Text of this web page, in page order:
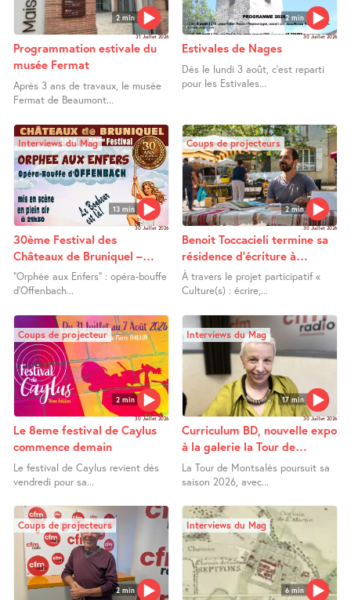
2 min
31 Juillet 2026
Programmation estivale du
musée Fermat
Après 3 ans de travaux, le musée
Fermat de Beaumont...
2 min
30 Juillet 2026
Estivales de Nages
Dès le lundi 3 août, c’est reparti
pour les Estivales...
13 min
Interviews du Mag
30 Juillet 2026
30ème Festival des
Châteaux de Bruniquel –
Orphée aux Enfers
"Orphée aux Enfers" : opéra-bouffe
d’Offenbach...
2 min
Coups de projecteurs
30 Juillet 2026
Benoit Toccacieli termine sa
résidence d’écriture à
Lafrançaise
À travers le projet participatif «
Culture(s) : écrire,...
2 min
Coups de projecteur
30 Juillet 2026
Le 8eme festival de Caylus
commence demain
Le festival de Caylus revient dès
vendredi pour sa...
17 min
Interviews du Mag
30 Juillet 2026
Curriculum BD, nouvelle expo
à la galerie la Tour de
Montsalès
La Tour de Montsalès poursuit sa
saison 2026, avec...
2 min
Coups de projecteurs
6 min
Interviews du Mag